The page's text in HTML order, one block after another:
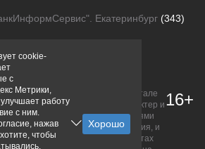
Екатеринбург (343)
Для рекламодателей
банков, размещенная на портале
ознакомительный характер и
определяемой положениями
точного и полного описания, и
условия уточняйте на сайтах
16+
cookie-
с
Метрики,
работу
с ним.
нажав
чтобы